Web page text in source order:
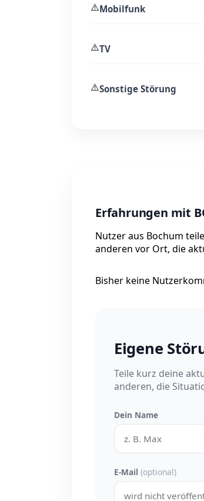
⚠️Mobilfunk
⚠️TV
⚠️Sonstige Störung
Erfahrungen mit
Nutzer aus Bochum
anderen vor Ort, die
Bisher keine
Eigene
Teile kurz deine
anderen, die
Dein Name
E-Mail (optional)